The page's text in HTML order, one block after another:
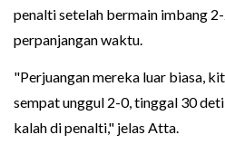
penalti setelah bermain imbang
perpanjangan waktu.
"Perjuangan mereka luar biasa,
sempat unggul 2-0, tinggal 30
kalah di penalti," jelas Atta.